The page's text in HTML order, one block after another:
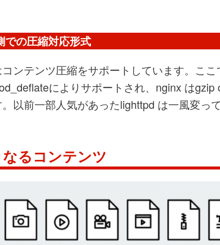
での圧縮対応形式
ンテンツ圧縮をサポートしています。こ
によりサポートされ、nginx はgzip
以前一部人気があったlighttpd は一風変っ
るコンテンツ